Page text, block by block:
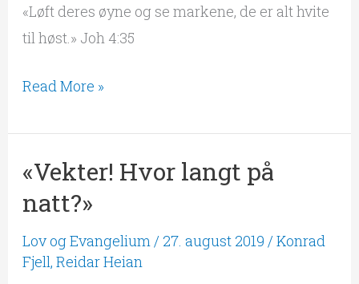
«Løft deres øyne og se markene, de er alt hvite
til høst.» Joh 4:35
Read More »
«Vekter! Hvor langt på
natt?»
Lov og Evangelium / 27. august 2019 /Konrad
Fjell, Reidar Heian
«Vekter!
på
natt?»